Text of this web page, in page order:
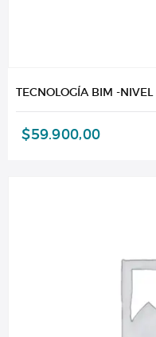
TECNOLOGÍA BIM -
$59.900,00